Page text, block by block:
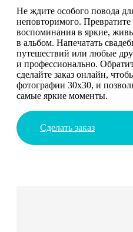
Не ждите особого повода
неповторимого.
воспоминания в яркие,
в альбом. Напечатать
путешествий или любые
и профессионально.
сделайте заказ онлайн,
фотографии 30х30, и
самые яркие моменты.
Сделать заказ